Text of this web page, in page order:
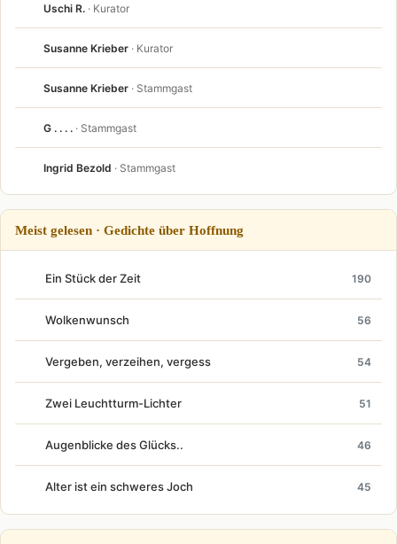
Uschi R. · Kurator
Susanne Krieber · Kurator
Susanne Krieber · Stammgast
G . . . . · Stammgast
Ingrid Bezold · Stammgast
Meist gelesen · Gedichte über Hoffnung
Ein Stück der Zeit 190
Wolkenwunsch 56
Vergeben, verzeihen, vergess 54
Zwei Leuchtturm-Lichter 51
Augenblicke des Glücks.. 46
Alter ist ein schweres Joch 45